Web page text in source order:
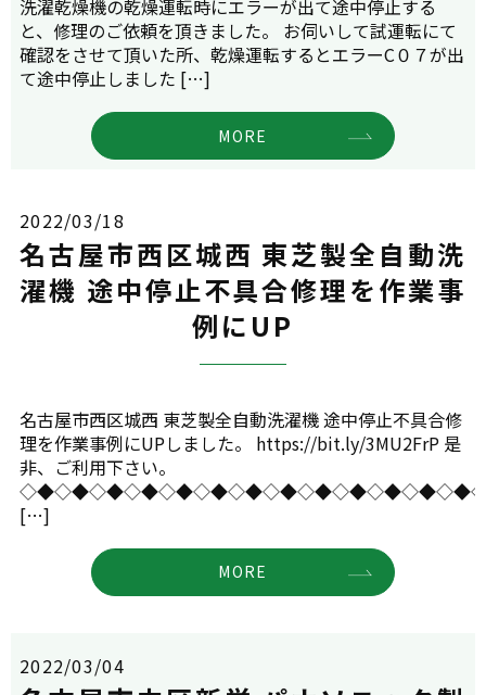
洗濯乾燥機の乾燥運転時にエラーが出て途中停止する
と、修理のご依頼を頂きました。 お伺いして試運転にて
確認をさせて頂いた所、乾燥運転するとエラーC０７が出
て途中停止しました […]
MORE
2022/03/18
名古屋市西区城西 東芝製全自動洗
濯機 途中停止不具合修理を作業事
例にUP
名古屋市西区城西 東芝製全自動洗濯機 途中停止不具合修
理を作業事例にUPしました。 https://bit.ly/3MU2FrP 是
非、ご利用下さい。
[…]
MORE
2022/03/04